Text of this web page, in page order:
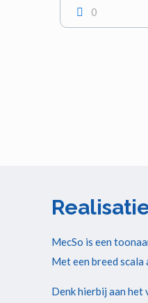
0
MecSo is een
Met een breed
Denk hierbij aan het